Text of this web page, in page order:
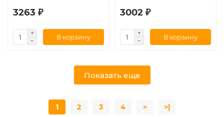
3263 ₽
В корзину
3002 ₽
В корзину
Показать еще
1 2 3 4 > >|